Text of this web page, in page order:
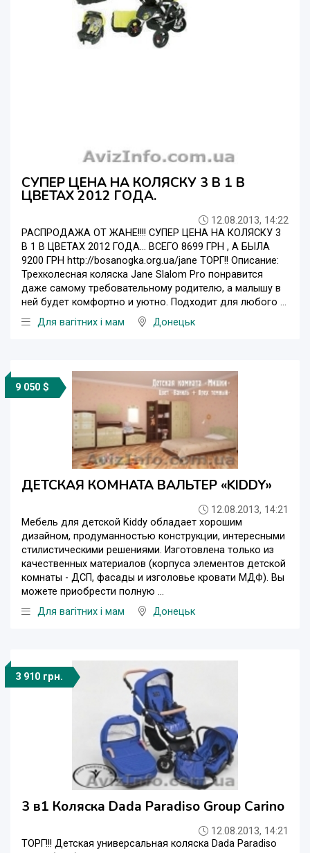
СУПЕР ЦЕНА НА КОЛЯСКУ 3 В 1 В
ЦВЕТАХ 2012 ГОДА.
12.08.2013, 14:22
РАСПРОДАЖА ОТ ЖАНЕ!!!! СУПЕР ЦЕНА НА КОЛЯСКУ 3
В 1 В ЦВЕТАХ 2012 ГОДА... ВСЕГО 8699 ГРН , А БЫЛА
9200 ГРН http://bosanogka.org.ua/jane ТОРГ!! Описание:
Трехколесная коляска Jane Slalom Pro понравится
даже самому требовательному родителю, а малышу в
ней будет комфортно и уютно. Подходит для любого ...
Для вагітних і мам
Донецьк
9 050 $
ДЕТСКАЯ КОМНАТА ВАЛЬТЕР «KIDDY»
12.08.2013, 14:21
Мебель для детской Kiddy обладает хорошим
дизайном, продуманностью конструкции, интересными
стилистическими решениями. Изготовлена только из
качественных материалов (корпуса элементов детской
комнаты - ДСП, фасады и изголовье кровати МДФ). Вы
можете приобрести полную ...
Для вагітних і мам
Донецьк
3 910 грн.
3 в1 Коляска Dada Paradiso Group Carino
12.08.2013, 14:21
ТОРГ!!! Детская универсальная коляска Dada Paradiso